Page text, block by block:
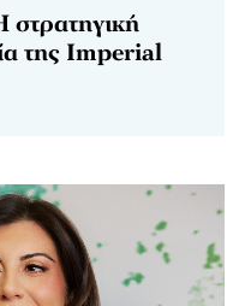
της Imperial